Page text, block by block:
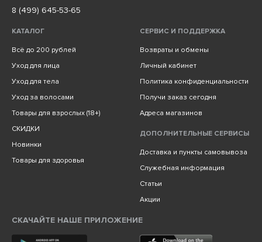
8 (499) 645-53-65
КАТАЛОГ
Всё до 200 рублей
Уход для лица
Уход для тела
Уход за волосами
Товары для взрослых (18+)
СКИДКИ
Новинки
Товары для здоровья
СЕРВИС И ПОДДЕРЖКА
Возвраты и обмены
Личный кабинет
Политика конфиденциальности
Получи заказ сегодня
Адреса магазинов
ДОПОЛНИТЕЛЬНЫЕ СЕРВИСЫ
Доставка и пункты самовывоза
Служебная информация
Статьи
Акции
СКАЧАЙТЕ НАШЕ ПРИЛОЖЕНИЕ